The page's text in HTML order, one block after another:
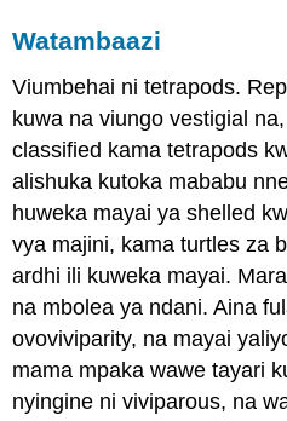
Watambaazi
Viumbehai ni tetrapods.
kuwa na viungo vestigial
classified kama tetrapods
alishuka kutoka mababu
huweka mayai ya shelled
vya majini, kama turtles za
ardhi ili kuweka mayai.
na mbolea ya ndani. Aina
ovoviviparity, na mayai
mama mpaka wawe tayari
nyingine ni viviparous, na